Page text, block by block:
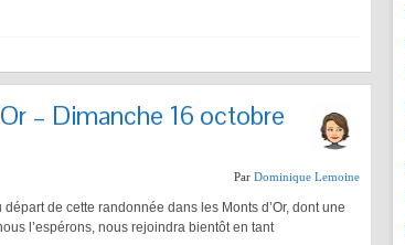
– Dimanche 16 octobre
Par Dominique Lemoine
de cette randonnée dans les Monts d’Or, dont une
l’espérons, nous rejoindra bientôt en tant